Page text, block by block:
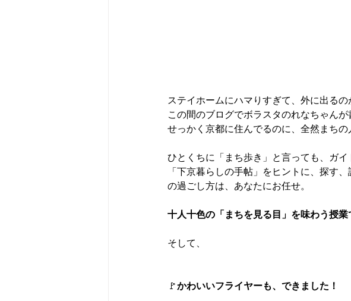
ステイホームにハマりすぎて、外に出る
この間のブログでボラスタのれなちゃん
せっかく京都に住んでるのに、全然まち
ひとくちに「まち歩き」と言っても、ガイ
「下京暮らしの手帖」をヒントに、探す
の過ごし方は、あなたにお任せ。
十人十色の「まちを見る目」を味わう授業
そして、
🚩かわいいフライヤーも、できました！